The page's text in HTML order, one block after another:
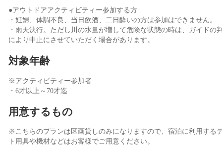
●アウトドアアクティビティー参加する方
・妊婦、体調不良、当日飲酒、二日酔いの方は参加はできません。
・雨天決行。ただし川の水量が増して危険な状態の時は、ガイドの
により中止にさせていただく場合があります。
対象年齢
※アクティビティー参加者
・6才以上～70才迄
用意するもの
※こちらのプランは区画貸しのみになりますので、宿泊に利用する
ト用具や機材などはお客様でご用意ください。